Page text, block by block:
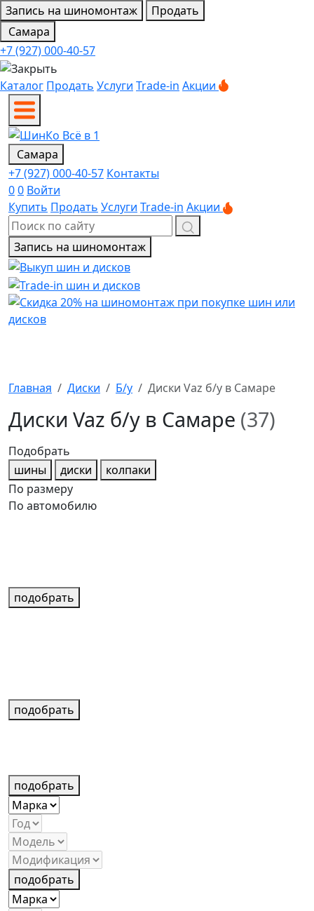
Запись на шиномонтаж
Продать
Самара
+7 (927) 000-40-57
Каталог Продать Услуги Trade-in Акции
Самара
+7 (927) 000-40-57 Контакты
00 Войти
Купить Продать Услуги Trade-in Акции
Запись на шиномонтаж
Главная Диски Б/у Диски Vaz б/у в Самаре
Диски Vaz б/у в Самаре (37)
Подобрать
шины
диски
колпаки
По размеру
По автомобилю
подобрать
подобрать
подобрать
подобрать